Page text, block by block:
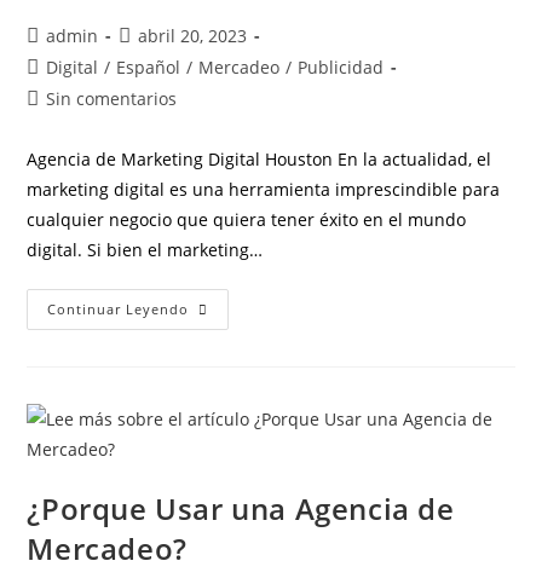
admin
abril 20, 2023
Digital / Español / Mercadeo / Publicidad
Sin comentarios
Agencia de Marketing Digital Houston En la actualidad, el
marketing digital es una herramienta imprescindible para
cualquier negocio que quiera tener éxito en el mundo
digital. Si bien el marketing…
Continuar Leyendo
¿Porque Usar una Agencia de
Mercadeo?